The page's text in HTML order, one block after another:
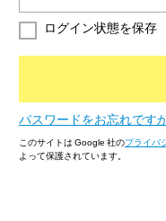
ログイン状態を保存
パスワードをお忘れです
このサイトは Google 社のプライバ
よって保護されています。